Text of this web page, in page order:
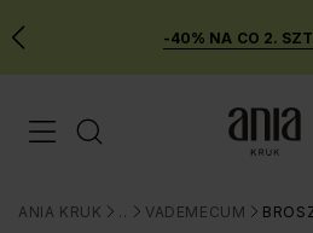
Przejdź
do
MENU
-40% NA CO 2.
Menu mobilne
ANIA KRUK
>
BLOG
>
VADEMECUM
>